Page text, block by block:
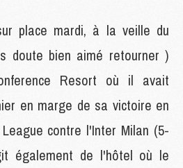
place mardi, à la veille du
doute bien aimé retourner )
Resort où il avait
en marge de sa victoire en
contre l'Inter Milan (5-
également de l'hôtel où le